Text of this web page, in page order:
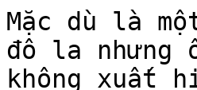
Mặc dù là
đô la
không xuất